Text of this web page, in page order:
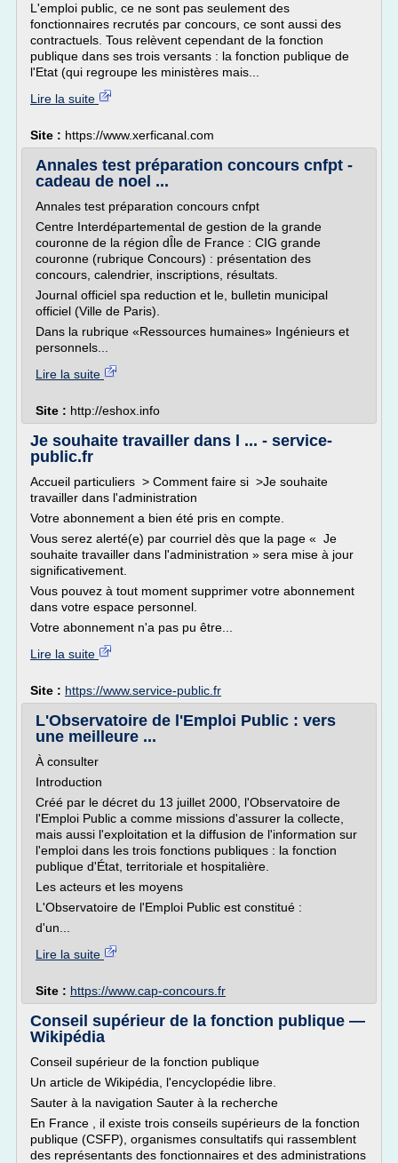
L'emploi public, ce ne sont pas seulement des
fonctionnaires recrutés par concours, ce sont aussi des
contractuels. Tous relèvent cependant de la fonction
publique dans ses trois versants : la fonction publique de
l'Etat (qui regroupe les ministères mais...
Lire la suite
Site : https://www.xerficanal.com
Annales test préparation concours cnfpt -
cadeau de noel ...
Annales test préparation concours cnfpt
Centre Interdépartemental de gestion de la grande
couronne de la région dÎle de France : CIG grande
couronne (rubrique Concours) : présentation des
concours, calendrier, inscriptions, résultats.
Journal officiel spa reduction et le, bulletin municipal
officiel (Ville de Paris).
Dans la rubrique «Ressources humaines» Ingénieurs et
personnels...
Lire la suite
Site : http://eshox.info
Je souhaite travailler dans l ... - service-
public.fr
Accueil particuliers > Comment faire si >Je souhaite
travailler dans l'administration
Votre abonnement a bien été pris en compte.
Vous serez alerté(e) par courriel dès que la page « Je
souhaite travailler dans l'administration » sera mise à jour
significativement.
Vous pouvez à tout moment supprimer votre abonnement
dans votre espace personnel.
Votre abonnement n'a pas pu être...
Lire la suite
Site : https://www.service-public.fr
L'Observatoire de l'Emploi Public : vers
une meilleure ...
À consulter
Introduction
Créé par le décret du 13 juillet 2000, l'Observatoire de
l'Emploi Public a comme missions d'assurer la collecte,
mais aussi l'exploitation et la diffusion de l'information sur
l'emploi dans les trois fonctions publiques : la fonction
publique d'État, territoriale et hospitalière.
Les acteurs et les moyens
L'Observatoire de l'Emploi Public est constitué :
d'un...
Lire la suite
Site : https://www.cap-concours.fr
Conseil supérieur de la fonction publique —
Wikipédia
Conseil supérieur de la fonction publique
Un article de Wikipédia, l'encyclopédie libre.
Sauter à la navigation Sauter à la recherche
En France , il existe trois conseils supérieurs de la fonction
publique (CSFP), organismes consultatifs qui rassemblent
des représentants des fonctionnaires et des administrations